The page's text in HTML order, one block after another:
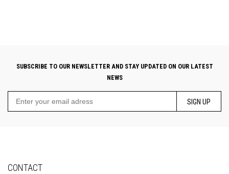
SUBSCRIBE TO OUR NEWSLETTER AND STAY UPDATED ON OUR LATEST
NEWS
SIGN UP
CONTACT